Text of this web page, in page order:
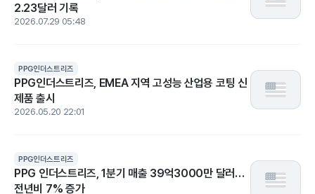
2.23달러 기록
2026.07.29 05:48
PPG인더스트리즈
PPG인더스트리즈, EMEA 지역 고성능 산업용 코팅 신
제품 출시
2026.05.20 22:01
PPG인더스트리즈
PPG 인더스트리즈, 1분기 매출 39억3000만 달러…
전년비 7% 증가